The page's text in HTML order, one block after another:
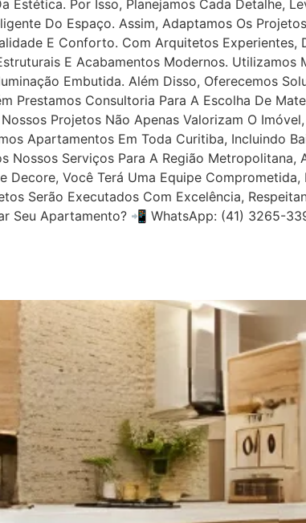
Por Isso, Planejamos Cada Detalhe,
Do Espaço. Assim, Adaptamos Os
E Conforto. Com Arquitetos Experientes,
E Acabamentos Modernos. Utilizamos
Embutida. Além Disso, Oferecemos
Prestamos Consultoria Para A Escolha De
Projetos Não Apenas Valorizam O
Apartamentos Em Toda Curitiba, Incluindo
Nossos Serviços Para A Região Metropolitana,
Você Terá Uma Equipe Comprometida,
Serão Executados Com Excelência,
Seu Apartamento? 📲 WhatsApp: (41) 3265-